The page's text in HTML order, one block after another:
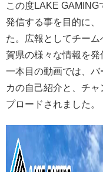
この度LAKE
発信する事を目的に
た。広報としてチー
賀県の様々な情報を発
一本目の動画では、
カの自己紹介と、チ
プロードされました。